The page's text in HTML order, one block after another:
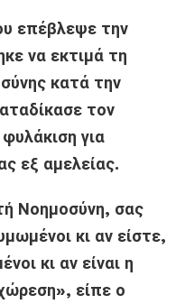
επέβλεψε την
να εκτιμά τη
κατά την
τον
για
εξ αμελείας.
Νοημοσύνη, σας
κι αν είστε,
κι αν είναι η
είπε ο